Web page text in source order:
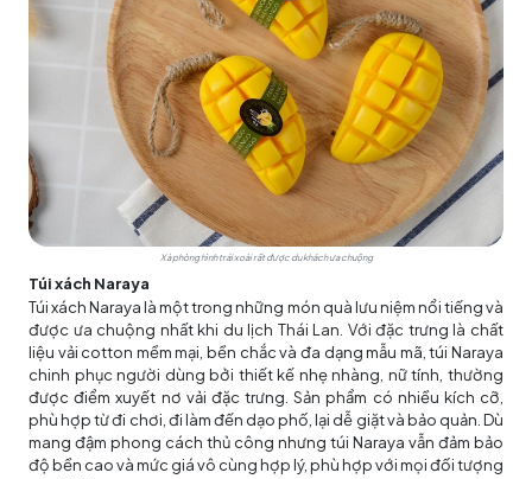
Xà phòng hình trái xoài rất được du khách ưa chuộng
Túi xách Naraya
Túi xách Naraya là một trong những món quà lưu niệm nổi tiếng và
được ưa chuộng nhất khi du lịch Thái Lan. Với đặc trưng là chất
liệu vải cotton mềm mại, bền chắc và đa dạng mẫu mã, túi Naraya
chinh phục người dùng bởi thiết kế nhẹ nhàng, nữ tính, thường
được điểm xuyết nơ vải đặc trưng. Sản phẩm có nhiều kích cỡ,
phù hợp từ đi chơi, đi làm đến dạo phố, lại dễ giặt và bảo quản. Dù
mang đậm phong cách thủ công nhưng túi Naraya vẫn đảm bảo
độ bền cao và mức giá vô cùng hợp lý, phù hợp với mọi đối tượng